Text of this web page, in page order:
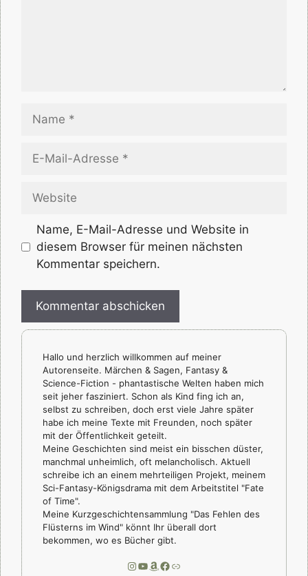
Mail-
Name, E-Mail-Adresse und Website in
diesem Browser für meinen nächsten
Kommentar speichern.
Hallo und herzlich willkommen auf meiner
Autorenseite. Märchen & Sagen, Fantasy &
Science-Fiction - phantastische Welten haben mich
seit jeher fasziniert. Schon als Kind fing ich an,
selbst zu schreiben, doch erst viele Jahre später
habe ich meine Texte mit Freunden, noch später
mit der Öffentlichkeit geteilt.
Meine Geschichten sind meist ein bisschen düster,
manchmal unheimlich, oft melancholisch. Aktuell
schreibe ich an einem mehrteiligen Projekt, meinem
Sci-Fantasy-Königsdrama mit dem Arbeitstitel "Fate
of Time".
Meine Kurzgeschichtensammlung "Das Fehlen des
Flüsterns im Wind" könnt Ihr überall dort
bekommen, wo es Bücher gibt.
Instagram
YouTube
Amazon
Facebook
Link